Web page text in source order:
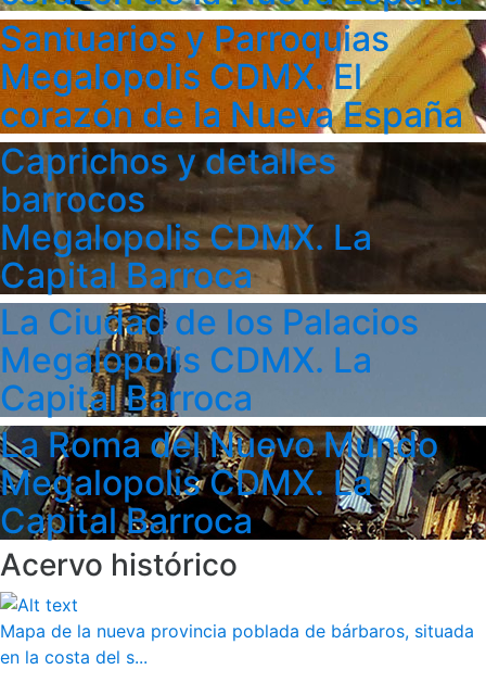
Santuarios y Parroquias
Megalopolis CDMX. El
corazón de la Nueva España
Caprichos y detalles
barrocos
Megalopolis CDMX. La
Capital Barroca
La Ciudad de los Palacios
Megalopolis CDMX. La
Capital Barroca
La Roma del Nuevo Mundo
Megalopolis CDMX. La
Capital Barroca
Acervo histórico
Mapa de la nueva provincia poblada de bárbaros, situada
en la costa del s...